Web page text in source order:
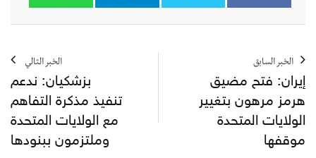
الخبر السابق
إيران: فتح مضيق
هرمز مرهون بتغيير
الولايات المتحدة
موقفها
الخبر التالي
بزشكيان: ندعم
تنفيذ مذكرة التفاهم
مع الولايات المتحدة
وملتزمون ببنودها